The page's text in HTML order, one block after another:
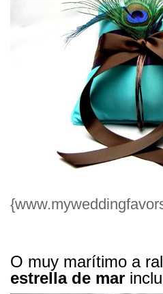
O muy marítimo a
estrella de mar